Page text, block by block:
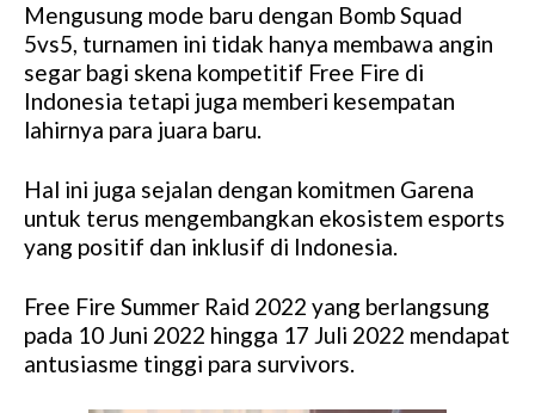
Mengusung mode baru dengan Bomb Squad
5vs5, turnamen ini tidak hanya membawa angin
segar bagi skena kompetitif Free Fire di
Indonesia tetapi juga memberi kesempatan
lahirnya para juara baru.
Hal ini juga sejalan dengan komitmen Garena
untuk terus mengembangkan ekosistem esports
yang positif dan inklusif di Indonesia.
Free Fire Summer Raid 2022 yang berlangsung
pada 10 Juni 2022 hingga 17 Juli 2022 mendapat
antusiasme tinggi para survivors.